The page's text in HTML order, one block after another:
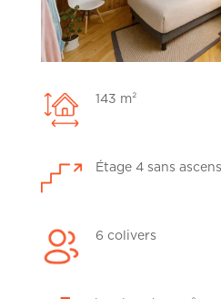
143 m²
Étage 4 sans
6 colivers